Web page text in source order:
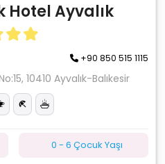
Hotel Ayvalık
+90 850 515 1115
10410 Ayvalık-Balıkesir
0 - 6 Çocuk Yaşı